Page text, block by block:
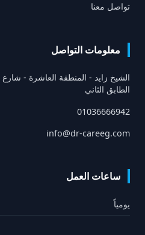
تواصل معنا
معلومات التواصل
الشيخ زايد - المنطقة العاشرة - شارع
الطابق الثاني
01036666942
info@dr-careeg.com
ساعات العمل
يومياً